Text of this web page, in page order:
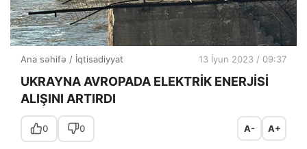
Ana səhifə / İqtisadiyyat 13 İyun 2023 / 09:37
UKRAYNA AVROPADA ELEKTRİK ENERJİSİ
ALIŞINI ARTIRDI
0 0 A- A+